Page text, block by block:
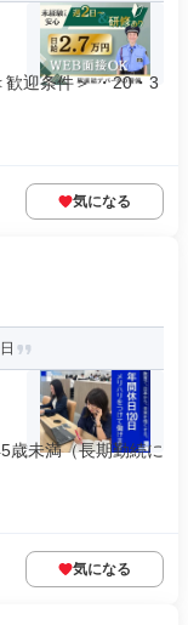
歓迎条件＞ ・20・3
気になる
歳未満（長期勤続に
気になる